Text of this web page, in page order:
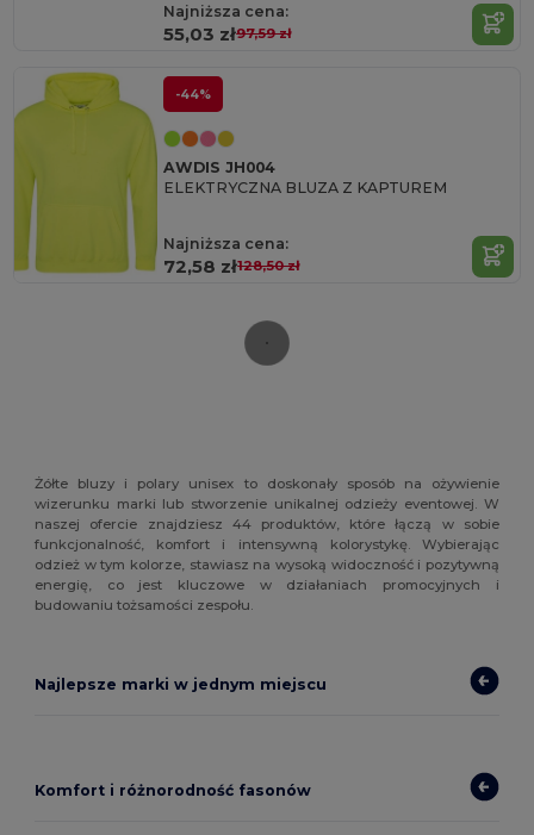
Najniższa cena:
55,03 zł97,59 zł
-44%
AWDIS JH004
ELEKTRYCZNA BLUZA Z KAPTUREM
Najniższa cena:
72,58 zł128,50 zł
Żółte bluzy i polary unisex to doskonały sposób na ożywienie
wizerunku marki lub stworzenie unikalnej odzieży eventowej. W
naszej ofercie znajdziesz 44 produktów, które łączą w sobie
funkcjonalność, komfort i intensywną kolorystykę. Wybierając
odzież w tym kolorze, stawiasz na wysoką widoczność i pozytywną
energię, co jest kluczowe w działaniach promocyjnych i
budowaniu tożsamości zespołu.
Najlepsze marki w jednym miejscu
Komfort i różnorodność fasonów